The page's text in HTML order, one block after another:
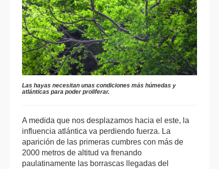
Las hayas necesitan unas condiciones más húmedas y
atlánticas para poder proliferar.
A medida que nos desplazamos hacia el este, la
influencia atlántica va perdiendo fuerza. La
aparición de las primeras cumbres con más de
2000 metros de altitud va frenando
paulatinamente las borrascas llegadas del